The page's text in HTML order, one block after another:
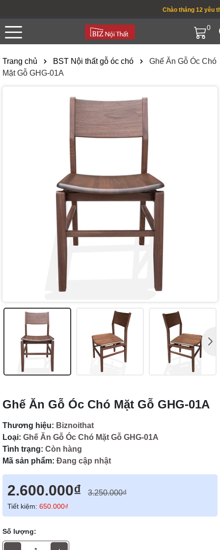
Chào tháng 12 yêu
0
Trang chủ BST Nội thất gỗ óc chó
Ghế Ăn Gỗ Óc Chó
Mặt Gỗ GHG-01A
Ghế Ăn Gỗ Óc Chó Mặt Gỗ GHG-01A
Thương hiệu: Biznoithat
Loại: Ghế Ăn Gỗ Óc Chó Mặt Gỗ GHG-01A
Tình trạng: Còn hàng
Mã sản phẩm: Đang cập nhật
2.600.000₫ 3.250.000₫
Tiết kiệm: 650.000₫
Số lượng: